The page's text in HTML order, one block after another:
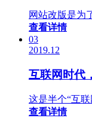
网站改版是为
查看详情
03
2019.12
互联网时代
这是半个“互
查看详情